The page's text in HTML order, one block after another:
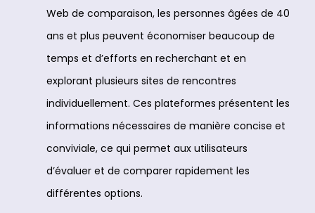
Web de comparaison, les personnes âgées de 40
ans et plus peuvent économiser beaucoup de
temps et d’efforts en recherchant et en
explorant plusieurs sites de rencontres
individuellement. Ces plateformes présentent les
informations nécessaires de manière concise et
conviviale, ce qui permet aux utilisateurs
d’évaluer et de comparer rapidement les
différentes options.